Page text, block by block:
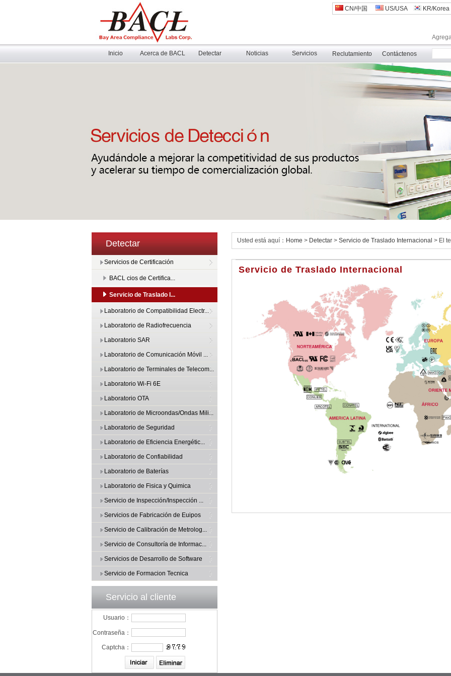
CN/中国 US/USA KR/Korea
Inicio Acerca de BACL Detectar Noticias Servicios Reclutamiento Contáctenos
Detectar
Servicios de Certificación
BACL cios de Certifica...
Servicio de Traslado I...
Laboratorio de Compatibilidad Electr...
Laboratorio de Radiofrecuencia
Laboratorio SAR
Laboratorio de Comunicación Móvil ...
Laboratorio de Terminales de Telecom...
Laboratorio Wi-Fi 6E
Laboratorio OTA
Laboratorio de Microondas/Ondas Mili...
Laboratorio de Seguridad
Laboratorio de Eficiencia Energétic...
Laboratorio de Confiabilidad
Laboratorio de Baterías
Laboratorio de Fisica y Quimica
Servicio de Inspección/Inspección ...
Servicios de Fabricación de Euipos
Servicio de Calibración de Metrolog...
Servicio de Consultoría de Informac...
Servicios de Desarrollo de Software
Servicio de Formacion Tecnica
Servicio al cliente
Usuario：
Contraseña：
Captcha：
Usted está aquí： Home > Detectar > Servicio de Traslado Internacional > El
Servicio de Traslado Internacional